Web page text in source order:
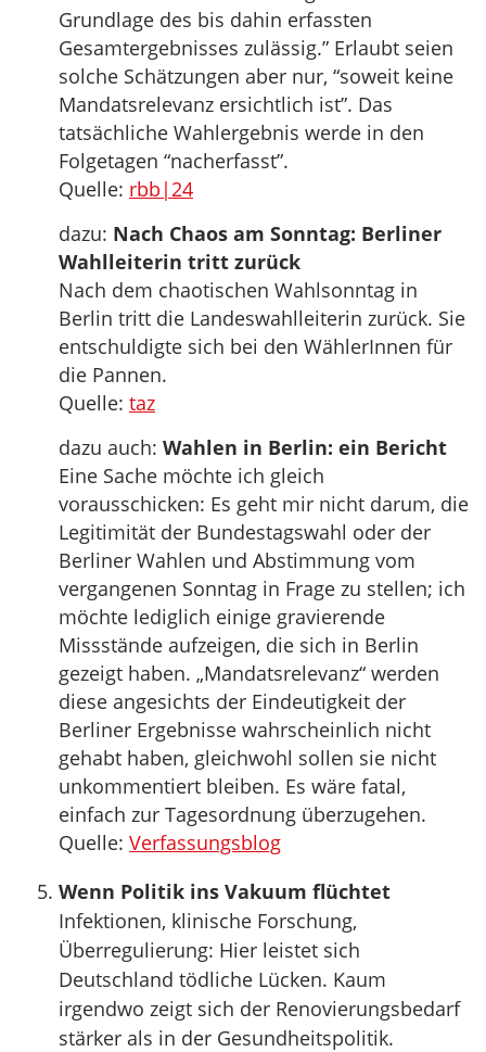
Grundlage des bis dahin erfassten
Gesamtergebnisses zulässig.” Erlaubt seien
solche Schätzungen aber nur, “soweit keine
Mandatsrelevanz ersichtlich ist”. Das
tatsächliche Wahlergebnis werde in den
Folgetagen “nacherfasst”.
Quelle: rbb|24
dazu: Nach Chaos am Sonntag: Berliner
Wahlleiterin tritt zurück
Nach dem chaotischen Wahlsonntag in
Berlin tritt die Landeswahlleiterin zurück. Sie
entschuldigte sich bei den WählerInnen für
die Pannen.
Quelle: taz
dazu auch: Wahlen in Berlin: ein Bericht
Eine Sache möchte ich gleich
vorausschicken: Es geht mir nicht darum, die
Legitimität der Bundestagswahl oder der
Berliner Wahlen und Abstimmung vom
vergangenen Sonntag in Frage zu stellen; ich
möchte lediglich einige gravierende
Missstände aufzeigen, die sich in Berlin
gezeigt haben. „Mandatsrelevanz“ werden
diese angesichts der Eindeutigkeit der
Berliner Ergebnisse wahrscheinlich nicht
gehabt haben, gleichwohl sollen sie nicht
unkommentiert bleiben. Es wäre fatal,
einfach zur Tagesordnung überzugehen.
Quelle: Verfassungsblog
Wenn Politik ins Vakuum flüchtet
Infektionen, klinische Forschung,
Überregulierung: Hier leistet sich
Deutschland tödliche Lücken. Kaum
irgendwo zeigt sich der Renovierungsbedarf
stärker als in der Gesundheitspolitik.